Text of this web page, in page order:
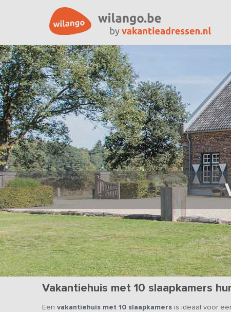
Vakantiehuis met 10 slaapkamers
Een vakantiehuis met 10 slaapkamers is ideaal voor